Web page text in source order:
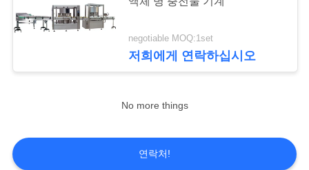
십
오
옴
우유 병에 넣는 식물
negotiable MOQ:1set
저희에게 연락하십시오
No more things
연락처!